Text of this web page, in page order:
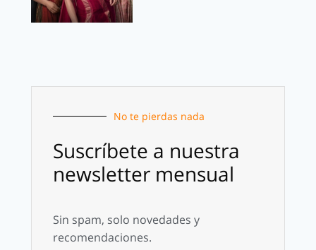
No te pierdas nada
Suscríbete a nuestra
newsletter mensual
Sin spam, solo novedades y
recomendaciones.